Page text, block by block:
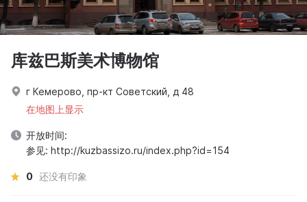
库兹巴斯美术博物馆
г Кемерово, пр-кт Советский, д 48
在地图上显示
开放时间:
参见: http://kuzbassizo.ru/index.php?id=154
0 还没有印象